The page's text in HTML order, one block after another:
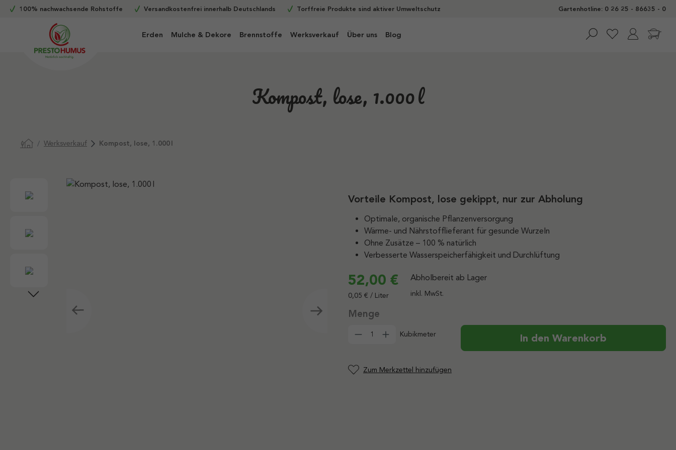
Hauptinhalt springen
Zur Suche springen
Zur Hauptnavigation springen
100% nachwachsende Rohstoffe Versandkostenfrei innerhalb Deutschlands Torffreie Produkte sind aktiver Umweltschutz Gartenhotline: 0 26 25 - 86635 - 0
Erden Mulche & Dekore Brennstoffe Werksverkauf Über uns Blog
Kompost, lose, 1.000 l
Werksverkauf Kompost, lose, 1.000 l
Vorteile Kompost, lose gekippt, nur zur Abholung
Optimale, organische Pflanzenversorgung
Wärme- und Nährstofflieferant für gesunde Wurzeln
Ohne Zusätze – 100 % natürlich
Verbesserte Wasserspeicherfähigkeit und Durchlüftung
52,00 €
0,05 € / Liter
Abholbereit ab Lager
inkl. MwSt.
Produkt Anzahl: Gib den gewünschten Wert ein oder
Kubikmeter In den Warenkorb
Zum Merkzettel hinzufügen